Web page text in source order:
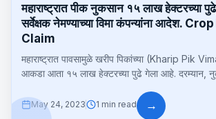
महाराष्ट्रात पीक नुकसान १५ लाख हेक्टरच्या
सर्वेक्षक नेमण्याच्या विमा कंपन्यांना आदेश.
Claim
महाराष्ट्रात पावसामुळे खरीप पिकांच्या (Kharip Pik
आकडा आता १५ लाख हेक्टरच्या पुढे गेला आहे. दरम्यान,
May 24, 2023 1 min read →